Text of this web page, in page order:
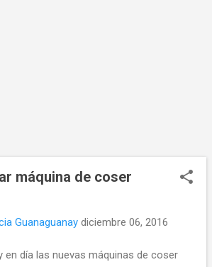
máquina de coser
Guanaguanay diciembre 06, 2016
en día las nuevas máquinas de coser